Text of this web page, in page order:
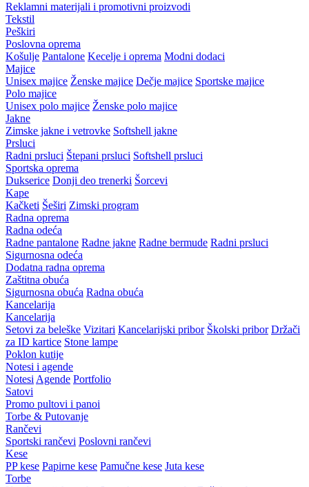
Reklamni materijali i promotivni proizvodi
Tekstil
Peškiri
Poslovna oprema
Košulje Pantalone Kecelje i oprema Modni dodaci
Majice
Unisex majice Ženske majice Dečje majice Sportske majice
Polo majice
Unisex polo majice Ženske polo majice
Jakne
Zimske jakne i vetrovke Softshell jakne
Prsluci
Radni prsluci Štepani prsluci Softshell prsluci
Sportska oprema
Dukserice Donji deo trenerki Šorcevi
Kape
Kačketi Šeširi Zimski program
Radna oprema
Radna odeća
Radne pantalone Radne jakne Radne bermude Radni prsluci
Sigurnosna odeća
Dodatna radna oprema
Zaštitna obuća
Sigurnosna obuća Radna obuća
Kancelarija
Kancelarija
Setovi za beleške Vizitari Kancelarijski pribor Školski pribor Držači
za ID kartice Stone lampe
Poklon kutije
Notesi i agende
Notesi Agende Portfolio
Satovi
Promo pultovi i panoi
Torbe & Putovanje
Rančevi
Sportski rančevi Poslovni rančevi
Kese
PP kese Papirne kese Pamučne kese Juta kese
Torbe